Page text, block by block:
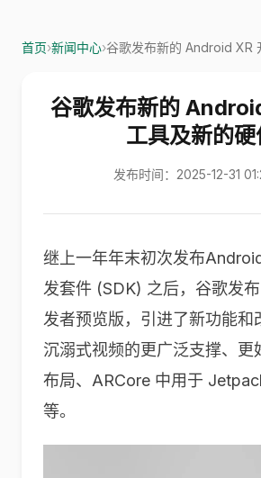
首页›新闻中心›谷歌发布新的 Android XR
谷歌发布新的
工具及新的硬
发布时间：2025-12-31
继上一年年末初次发布
发套件 (SDK) 之后，谷歌发
发者预览版，引进了新功能和
沉溺式视频的更广泛支撑、更
布局、ARCore 中用于
等。